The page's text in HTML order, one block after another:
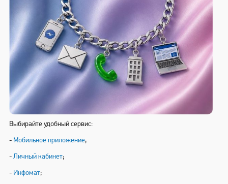
Выбирайте удобный сервис:
- Мобильное приложение;
-Личный кабинет;
- Инфомат;